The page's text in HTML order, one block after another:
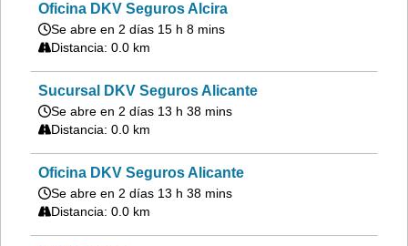
Oficina DKV Seguros Alcira
Se abre en 2 días 15 h 8 mins
Distancia: 0.0 km
Sucursal DKV Seguros Alicante
Se abre en 2 días 13 h 38 mins
Distancia: 0.0 km
Oficina DKV Seguros Alicante
Se abre en 2 días 13 h 38 mins
Distancia: 0.0 km